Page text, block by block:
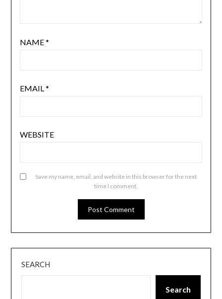
NAME*
EMAIL*
WEBSITE
Save my name, email, and website in this browser for the next
time I comment.
SEARCH
Search